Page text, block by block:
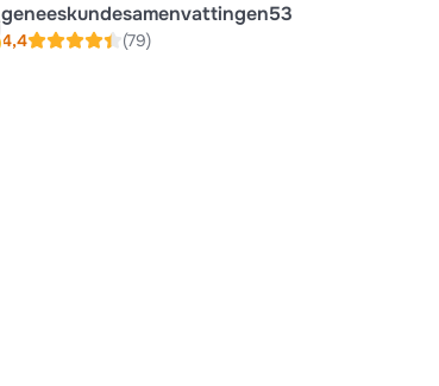
geneeskundesamenvattingen53
4,4 (79)